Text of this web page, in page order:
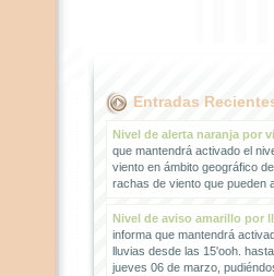
Entradas
Nivel de alerta naranja por
que mantendrá activado el
viento en ámbito geográfico
rachas de viento que pueden
Nivel de aviso amarillo por
informa que mantendrá
lluvias desde las 15'ooh.
jueves 06 de marzo,